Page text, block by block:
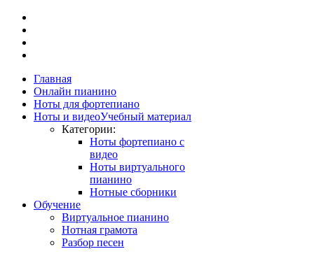
Главная
Онлайн пианино
Ноты для фортепиано
Ноты и видеоУчебный материал
Категории:
Ноты фортепиано с
видео
Ноты виртуального
пианино
Нотные сборники
Обучение
Виртуальное пианино
Нотная грамота
Разбор песен